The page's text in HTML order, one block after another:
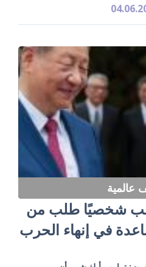
شخصيًا طلب من
في إنهاء الحرب